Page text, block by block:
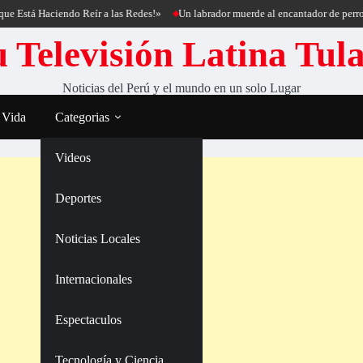
Reír a las Redes!» Un labrador muerde al encantador de perros
Televisión Latina
Noticias del Perú y el mundo en un solo Lugar
Categorias
Videos
Deportes
Noticias Locales
Internacionales
Espectaculos
Tecnología y Ciencia